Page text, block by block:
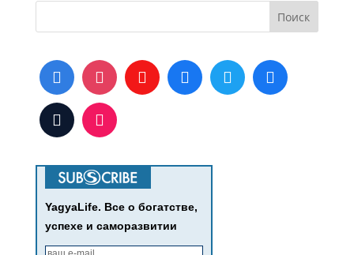
YagyaLife. Все о богатстве,
успехе и саморазвитии